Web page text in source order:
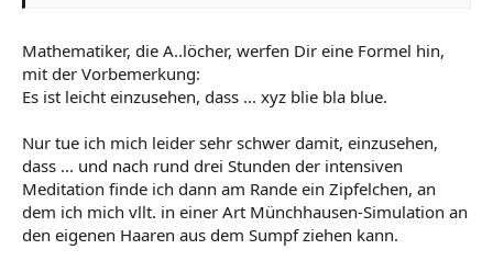
Mathematiker, die A..löcher, werfen Dir eine Formel hin,
mit der Vorbemerkung:
Es ist leicht einzusehen, dass ... xyz blie bla blue.
Nur tue ich mich leider sehr schwer damit, einzusehen,
dass ... und nach rund drei Stunden der intensiven
Meditation finde ich dann am Rande ein Zipfelchen, an
dem ich mich vllt. in einer Art Münchhausen-Simulation an
den eigenen Haaren aus dem Sumpf ziehen kann.